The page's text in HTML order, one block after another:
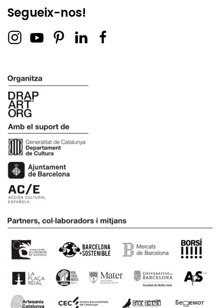
Segueix-nos!